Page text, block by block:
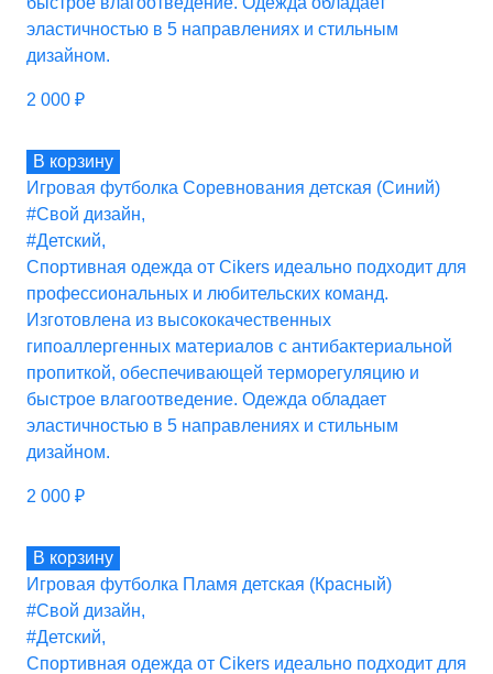
эластичностью в 5 направлениях и стильным
дизайном.
2 000 ₽
В корзину
Игровая футболка Соревнования детская (Синий)
#Свой дизайн,
#Детский,
Спортивная одежда от Cikers идеально подходит для
профессиональных и любительских команд.
Изготовлена из высококачественных
гипоаллергенных материалов с антибактериальной
пропиткой, обеспечивающей терморегуляцию и
быстрое влагоотведение. Одежда обладает
эластичностью в 5 направлениях и стильным
дизайном.
2 000 ₽
В корзину
Игровая футболка Пламя детская (Красный)
#Свой дизайн,
#Детский,
Спортивная одежда от Cikers идеально подходит для